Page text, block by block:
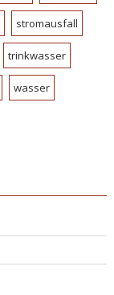
stromausfall
trinkwasser
wasser